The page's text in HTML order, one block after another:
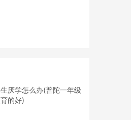
厌学怎么办(普陀一年级
的好)